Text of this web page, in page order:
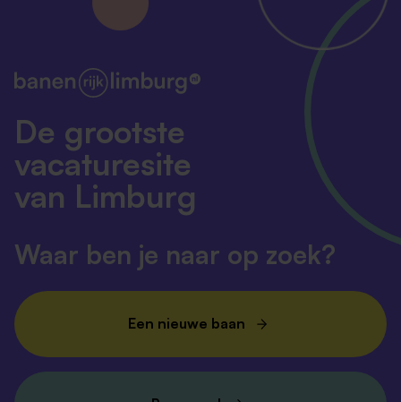
De grootste
vacaturesite
van Limburg
Waar ben je naar op zoek?
Een nieuwe baan